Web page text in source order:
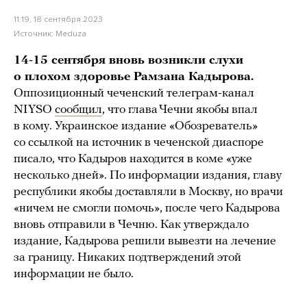
11:19, 18 сентября 2023
Источник: Meduza
14-15 сентября вновь возникли слухи
о плохом здоровье Рамзана Кадырова.
Оппозиционный чеченский телеграм-канал
NIYSO сообщил, что глава Чечни якобы впал
в кому. Украинское издание «Обозреватель»
со ссылкой на источник в чеченской диаспоре
писало, что Кадыров находится в коме «уже
несколько дней». По информации издания, главу
республики якобы доставляли в Москву, но врачи
«ничем не смогли помочь», после чего Кадырова
вновь отправили в Чечню. Как утверждало
издание, Кадырова решили вывезти на лечение
за границу. Никаких подтверждений этой
информации не было.